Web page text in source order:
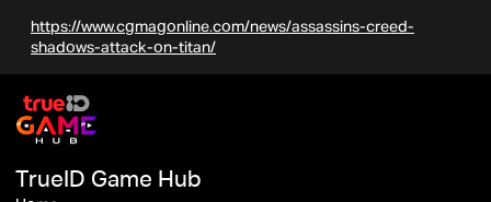
https://www.cgmagonline.com/news/assassins-creed-
shadows-attack-on-titan/
TrueID Game Hub